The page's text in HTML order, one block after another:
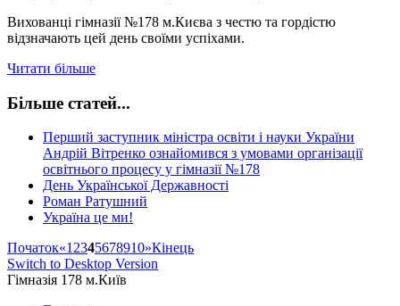
Вихованці гімназії №178 м.Києва з честю та гордістю
відзначають цей день своїми успіхами.
Читати більше
Більше статей...
Перший заступник міністра освіти і науки України
Андрій Вітренко ознайомився з умовами організації
освітнього процесу у гімназії №178
День Української Державності
Роман Ратушний
Україна це ми!
Початок«1 2345678910»Кінець
Switch to Desktop Version
Гімназія 178 м.Київ